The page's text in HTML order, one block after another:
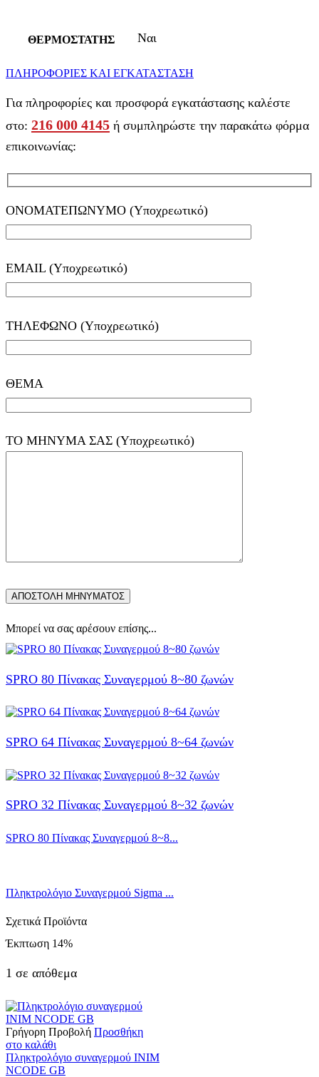
ΘΕΡΜΟΣΤΑΤΗΣ Ναι
ΠΛΗΡΟΦΟΡΙΕΣ ΚΑΙ ΕΓΚΑΤΑΣΤΑΣΗ
Για πληροφορίες και προσφορά εγκατάστασης καλέστε
στο: 216 000 4145 ή συμπληρώστε την παρακάτω φόρμα
επικοινωνίας:
ΟΝΟΜΑΤΕΠΩΝΥΜΟ (Υποχρεωτικό)
EMAIL (Υποχρεωτικό)
ΤΗΛΕΦΩΝΟ (Υποχρεωτικό)
ΘΕΜΑ
ΤΟ ΜΗΝΥΜΑ ΣΑΣ (Υποχρεωτικό)
Μπορεί να σας αρέσουν επίσης...
SPRO 80 Πίνακας Συναγερμού 8~80 ζωνών
SPRO 64 Πίνακας Συναγερμού 8~64 ζωνών
SPRO 32 Πίνακας Συναγερμού 8~32 ζωνών
SPRO 80 Πίνακας Συναγερμού 8~8...
Πληκτρολόγιο Συναγερμού Sigma ...
Σχετικά Προϊόντα
Έκπτωση 14%
1 σε απόθεμα
Γρήγορη Προβολή Προσθήκη
στο καλάθι
Πληκτρολόγιο συναγερμού ΙΝΙΜ
NCODE GB